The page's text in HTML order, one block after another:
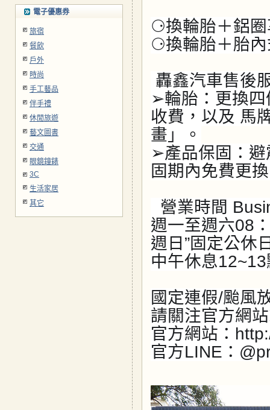
電子優惠券
旅宿
餐飲
戶外
時尚
手工藝品
伴手禮
休閒旅遊
藝文圖書
交通
眼鏡鐘錶
3C
生活家居
其它
⚆換輪胎＋鋁
⚆換輪胎＋胎
轟鑫汽車售後
➢輪胎：更換四
收費，以及 馬
畫」。
➢產品保固：避
固期內免費更
營業時間
週一至週六08
週日”固定公休
中午休息
國定連假/颱風
請關注官方網
官方網站：
官方LINE：